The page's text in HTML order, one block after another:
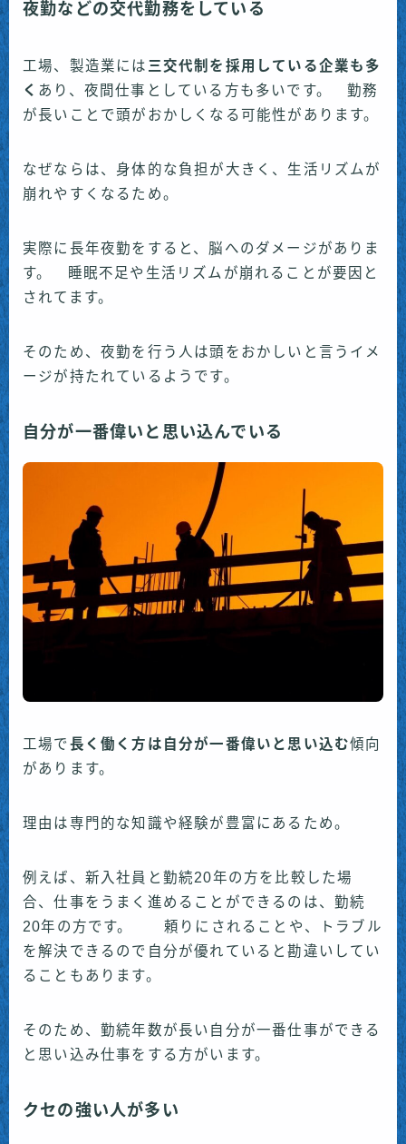
夜勤などの交代勤務をしている
工場、製造業には 三交代制を採用している企業も多
く あり、夜間仕事としている方も多いです。 勤務
が長いことで頭がおかしくなる可能性があります。
なぜならは、身体的な負担が大きく、生活リズムが
崩れやすくなるため。
実際に長年夜勤をすると、脳へのダメージがありま
す。 睡眠不足や生活リズムが崩れることが要因と
されてます。
そのため、夜勤を行う人は頭をおかしいと言うイメ
ージが持たれているようです。
自分が一番偉いと思い込んでいる
工場で 長く働く方は自分が一番偉いと思い込む傾向
があります。
理由は専門的な知識や経験が豊富にあるため。
例えば、新入社員と勤続20年の方を比較した場
合、仕事をうまく進めることができるのは、勤続
20年の方です。 頼りにされることや、トラブル
を解決できるので自分が優れていると勘違いしてい
ることもあります。
そのため、勤続年数が長い自分が一番仕事ができる
と思い込み仕事をする方がいます。
クセの強い人が多い